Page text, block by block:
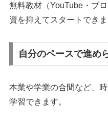
無料教材（YouTube・ブ
資を抑えてスタートできま
自分のペースで進め
本業や学業の合間など、
学習できます。